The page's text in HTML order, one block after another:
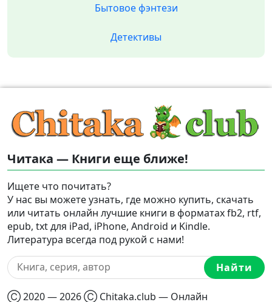
Бытовое фэнтези
Детективы
Читака — Книги еще ближе!
Ищете что почитать?
У нас вы можете узнать, где можно купить, скачать
или читать онлайн лучшие книги в форматах fb2, rtf,
epub, txt для iPad, iPhone, Android и Kindle.
Литература всегда под рукой с нами!
Найти
Ⓒ 2020 — 2026 Ⓒ Chitaka.club — Онлайн